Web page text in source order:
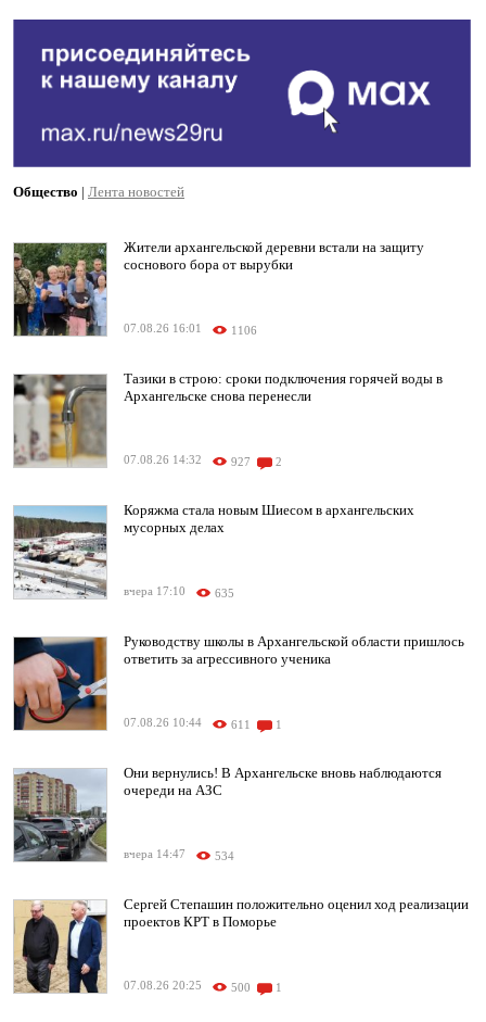
Общество | Лента новостей
Жители архангельской деревни встали на защиту
соснового бора от вырубки
07.08.26 16:01 1106
Тазики в строю: сроки подключения горячей воды в
Архангельске снова перенесли
07.08.26 14:32 927 2
Коряжма стала новым Шиесом в архангельских
мусорных делах
вчера 17:10 635
Руководству школы в Архангельской области пришлось
ответить за агрессивного ученика
07.08.26 10:44 611 1
Они вернулись! В Архангельске вновь наблюдаются
очереди на АЗС
вчера 14:47 534
Сергей Степашин положительно оценил ход реализации
проектов КРТ в Поморье
07.08.26 20:25 500 1